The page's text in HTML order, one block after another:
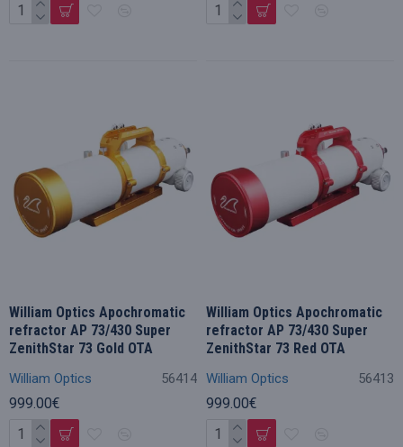
William Optics 56414
William Optics Apochromatic
refractor AP 73/430 Super
ZenithStar 73 Gold OTA
999.00€
William Optics 56413
William Optics Apochromatic
refractor AP 73/430 Super
ZenithStar 73 Red OTA
999.00€